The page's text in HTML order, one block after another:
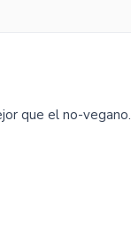
que el no-vegano.